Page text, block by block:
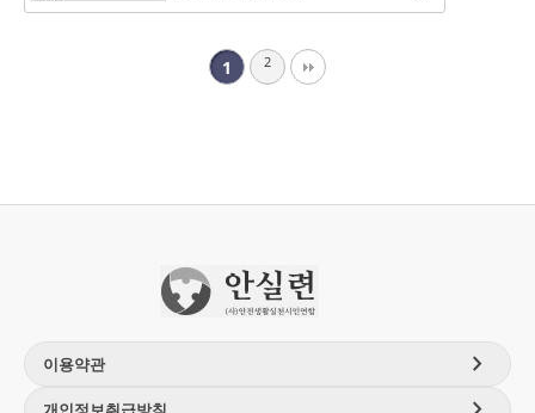
1 2
이용약관 chevron_right